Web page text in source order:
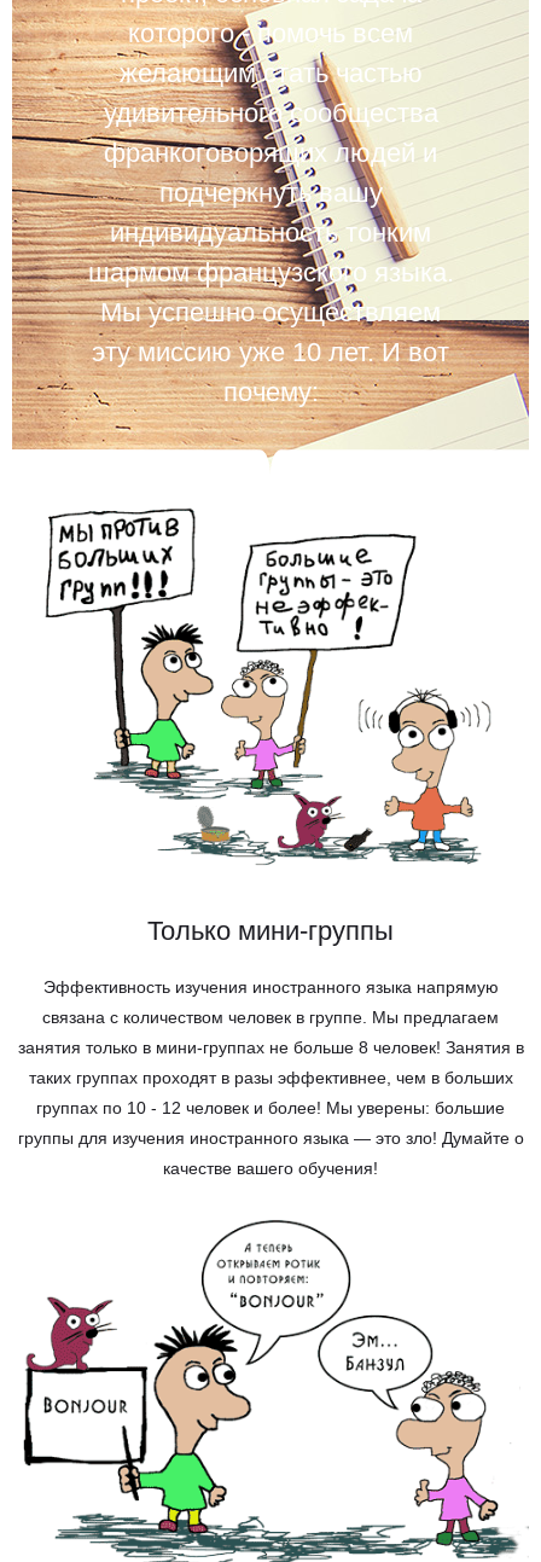
которого - помочь всем
желающим стать частью
удивительного сообщества
франкоговорящих людей и
подчеркнуть вашу
индивидуальность тонким
шармом французского языка.
Мы успешно осуществляем
эту миссию уже 10 лет. И вот
почему:
Только мини-группы
Эффективность изучения иностранного языка напрямую
связана с количеством человек в группе. Мы предлагаем
занятия только в мини-группах не больше 8 человек! Занятия в
таких группах проходят в разы эффективнее, чем в больших
группах по 10 - 12 человек и более! Мы уверены: большие
группы для изучения иностранного языка — это зло! Думайте о
качестве вашего обучения!